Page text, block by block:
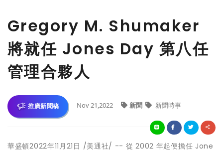
Gregory M. Shumaker
將就任 Jones Day 第八任
管理合夥人
推廣新聞稿 Nov 21,2022 新聞 新聞時事
華盛頓2022年11月21日 /美通社/ -- 從 2002 年起便擔任 Jone